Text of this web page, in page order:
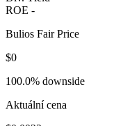
ROE -
Bulios Fair Price
$0
100.0% downside
Aktuální cena